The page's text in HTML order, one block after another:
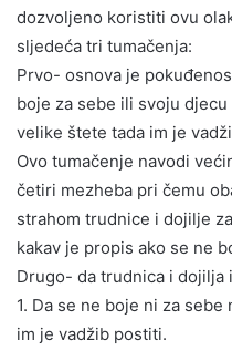
dozvoljeno koristiti ovu
sljedeća tri tumačenja:
Prvo- osnova je
boje za sebe ili svoju
velike štete tada im je
Ovo tumačenje navodi
četiri mezheba pri čemu
strahom trudnice i dojilje
kakav je propis ako se ne
Drugo- da trudnica i dojilja
1. Da se ne boje ni za
im je vadžib postiti.